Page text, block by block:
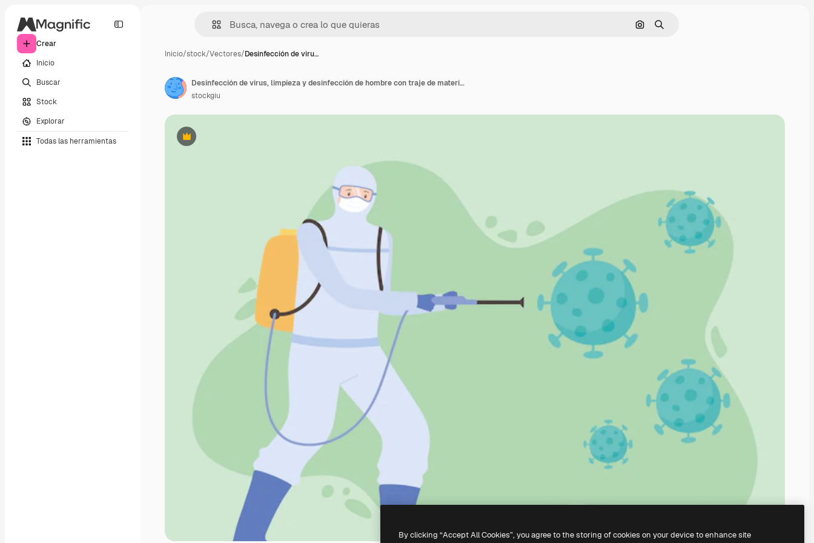
Crear
Inicio
Buscar
Stock
Explorar
Todas las herramientas
Buscar por imagen
Buscar
Inicio/stock/Vectores/Desinfección de viru…
Premium
Desinfección de virus, limpieza y desinfección de hombre con traje de materiales peligrosos, coronavirus covid 19, medida preventiva
stockgiu
By clicking “Accept All Cookies”, you agree to the storing of cookies on your device to enhance site